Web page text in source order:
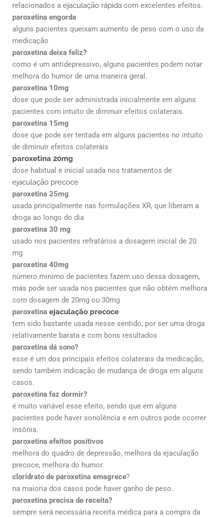
relacionados a ejaculação rápida com excelentes efeitos.
paroxetina engorda
alguns pacientes queixam aumento de peso com o uso da
medicação
paroxetina deixa feliz?
como é um antidepressivo, alguns pacientes podem notar
melhora do humor de uma maneira geral.
paroxetina 10mg
dose que pode ser administrada inicialmente em alguns
pacientes com intuito de diminuir efeitos colaterais.
paroxetina 15mg
dose que pode ser tentada em alguns pacientes no intuito
de diminuir efeitos colaterais
paroxetina 20mg
dose habitual e inicial usada nos tratamentos de
ejaculação precoce
paroxetina 25mg
usada principalmente nas formulações XR, que liberam a
droga ao longo do dia
paroxetina 30 mg
usado nos pacientes refratários a dosagem inicial de 20
mg
paroxetina 40mg
número minimo de pacientes fazem uso dessa dosagem,
mas pode ser usada nos pacientes que não obtém melhora
com dosagem de 20mg ou 30mg
paroxetina ejaculação precoce
tem sido bastante usada nesse sentido, por ser uma droga
relativamente barata e com bons resultados
paroxetina dá sono?
esse é um dos principais efeitos colaterais da medicação,
sendo também indicação de mudança de droga em alguns
casos.
paroxetina faz dormir?
é muito variável esse efeito, sendo que em alguns
pacientes pode haver sonolência e em outros pode ocorrer
insônia.
paroxetina efeitos positivos
melhora do quadro de depressão, melhora da ejaculação
precoce, melhora do humor.
cloridrato de paroxetina emagrece?
na maioria dos casos pode haver ganho de peso.
paroxetina precisa de receita?
sempre será necessária receita médica para a compra da